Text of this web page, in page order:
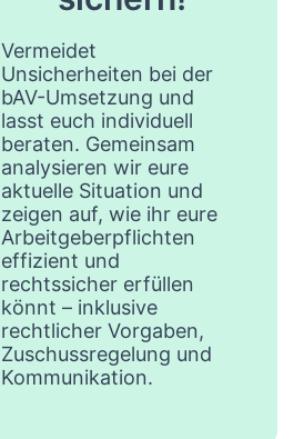
Vermeidet
Unsicherheiten bei der
bAV-Umsetzung und
lasst euch individuell
beraten. Gemeinsam
analysieren wir eure
aktuelle Situation und
zeigen auf, wie ihr eure
Arbeitgeberpflichten
effizient und
rechtssicher erfüllen
könnt – inklusive
rechtlicher Vorgaben,
Zuschussregelung und
Kommunikation.